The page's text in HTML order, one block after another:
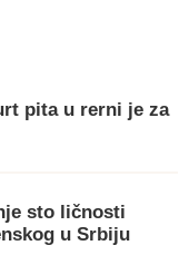
pita u rerni je za
sto ličnosti
u Srbiju